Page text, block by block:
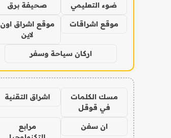
ضوء التعليمي صحيفة برق
موقع اشراقات
موقع اشراق اون
لاين
اركان سياحة وسفر
مسك الكلمات
في قوقل
اشراق التقنية
ان سفن
مرابع